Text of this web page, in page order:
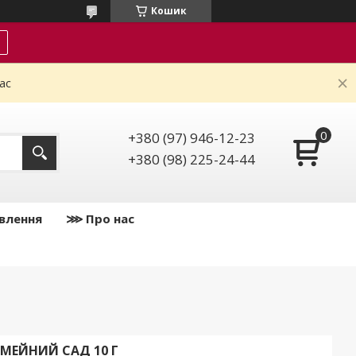
Кошик
+380 (97) 946-12-23
+380 (98) 225-24-44
⋙ Про нас
САД 10 Г